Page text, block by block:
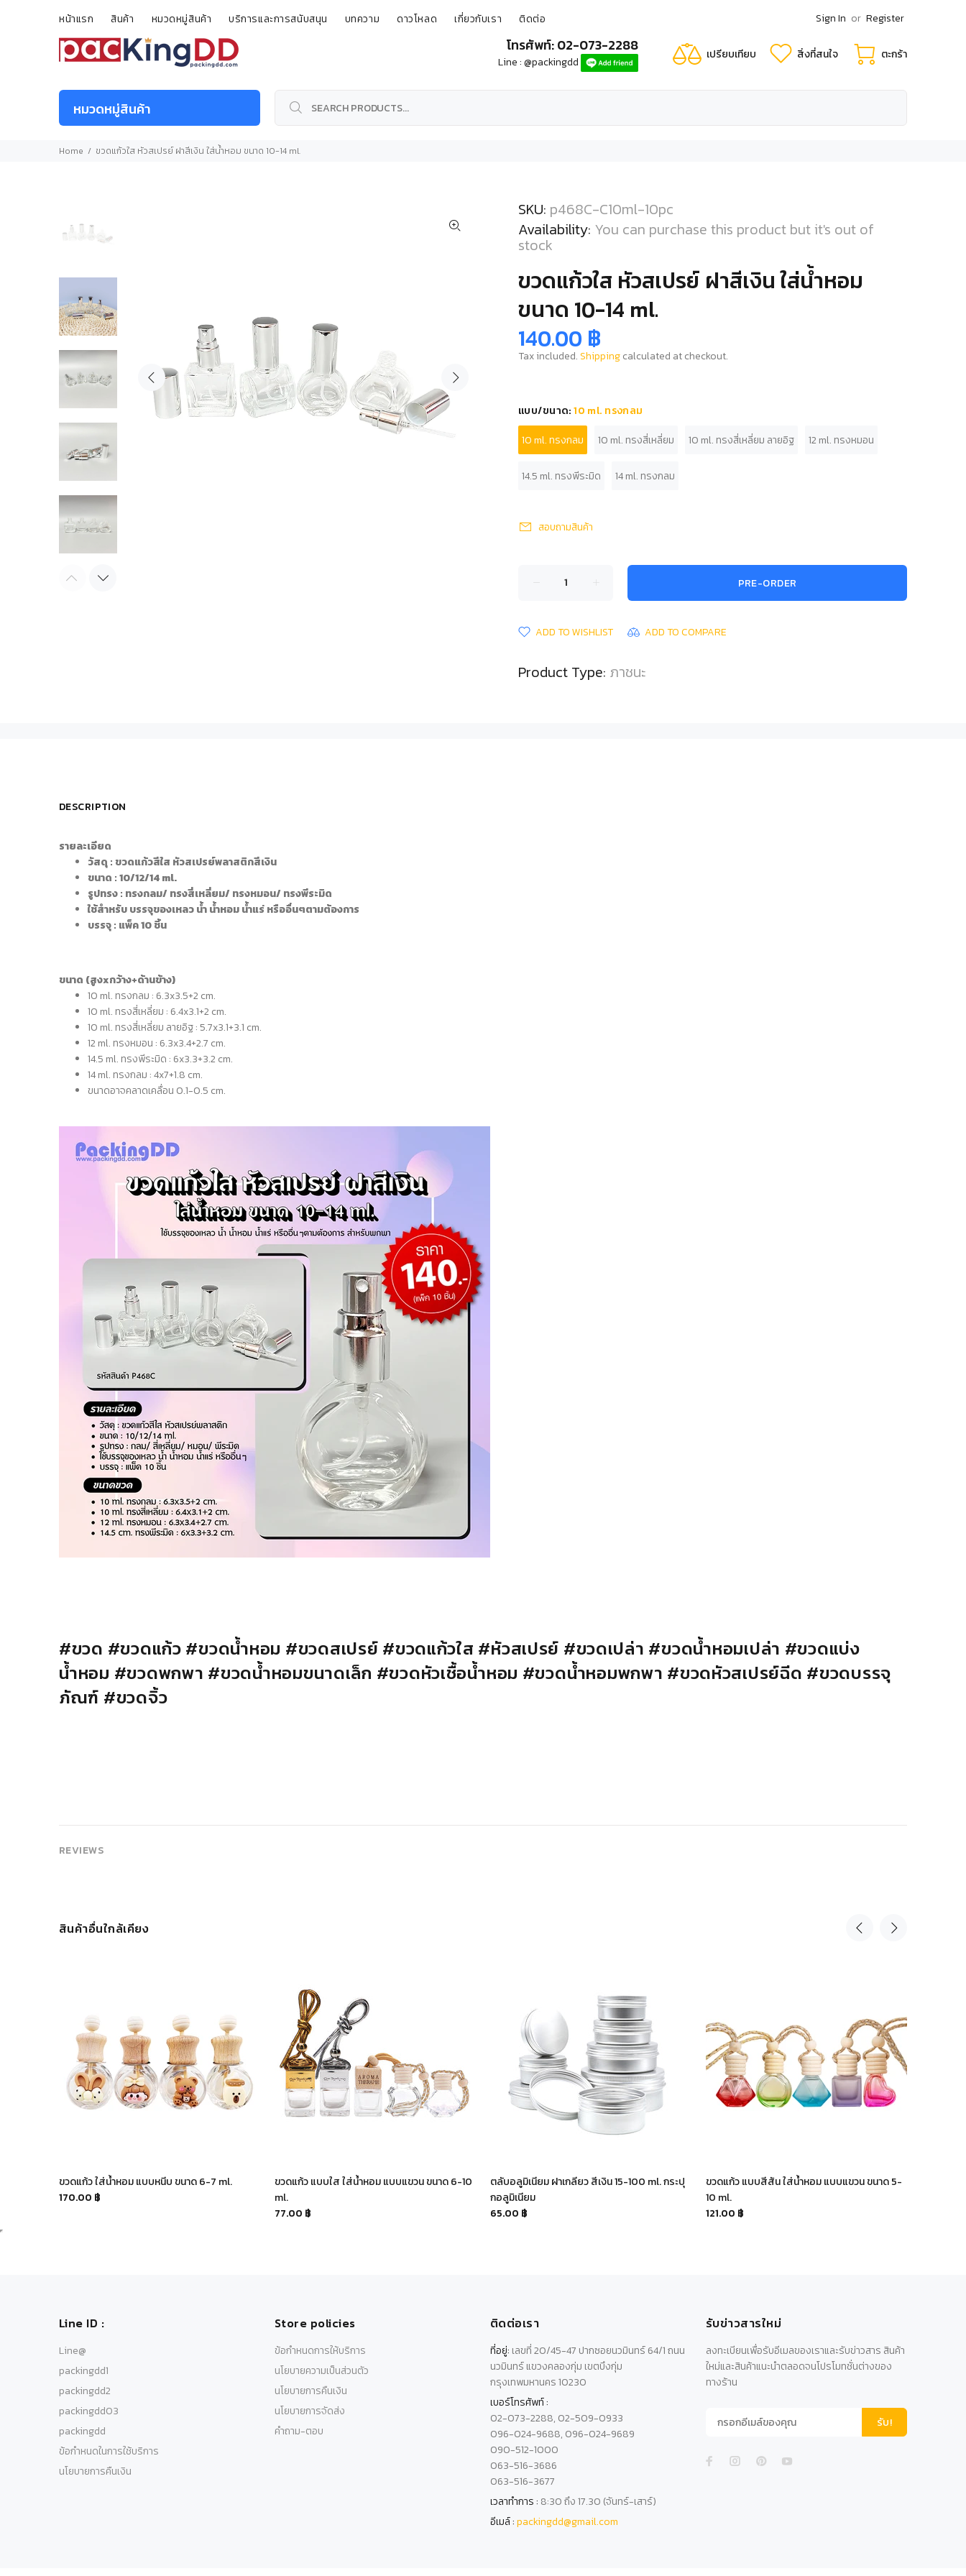
หน้าแรก สินค้า หมวดหมู่สินค้า บริการและการสนับสนุน บทความ ดาวโหลด เกี่ยวกับเรา ติดต่อ Sign In or Register
โทรศัพท์: 02-073-2288
Line : @packingdd
เปรียบเทียบ สิ่งที่สนใจ ตะกร้า
หมวดหมู่สินค้า
Home ขวดแก้วใส หัวสเปรย์ ฝาสีเงิน ใส่น้ำหอม ขนาด 10-14 ml.
SKU: p468C-C10ml-10pc
Availability: You can purchase this product but it's out of
stock
ขวดแก้วใส หัวสเปรย์ ฝาสีเงิน ใส่น้ำหอม
ขนาด 10-14 ml.
140.00 ฿
Tax included.Shippingcalculated at checkout.
แบบ/ขนาด:10 ml. ทรงกลม
10 ml. ทรงกลม
10 ml. ทรงสี่เหลี่ยม 10 ml. ทรงสี่เหลี่ยม ลายอิฐ 12 ml. ทรงหมอน
14.5 ml. ทรงพีระมิด 14 ml. ทรงกลม
สอบถามสินค้า
PRE-ORDER
ADD TO WISHLIST ADD TO COMPARE
Product Type: ภาชนะ
DESCRIPTION
รายละเอียด
วัสดุ : ขวดแก้วสีใส หัวสเปรย์พลาสติกสีเงิน
ขนาด : 10/12/14 ml.
รูปทรง : ทรงกลม/ ทรงสี่เหลี่ยม/ ทรงหมอน/ ทรงพีระมิด
ใช้สำหรับ บรรจุของเหลว น้ำ น้ำหอม น้ำแร่ หรืออื่นๆตามต้องการ
บรรจุ : แพ็ค 10 ชิ้น
ขนาด (สูงxกว้าง+ด้านข้าง)
10 ml. ทรงกลม : 6.3x3.5+2 cm.
10 ml. ทรงสี่เหลี่ยม : 6.4x3.1+2 cm.
10 ml. ทรงสี่เหลี่ยม ลายอิฐ : 5.7x3.1+3.1 cm.
12 ml. ทรงหมอน : 6.3x3.4+2.7 cm.
14.5 ml. ทรงพีระมิด : 6x3.3+3.2 cm.
14 ml. ทรงกลม : 4x7+1.8 cm.
ขนาดอาจคลาดเคลื่อน 0.1-0.5 cm.
#ขวด #ขวดแก้ว #ขวดน้ำหอม #ขวดสเปรย์ #ขวดแก้วใส #หัวสเปรย์ #ขวดเปล่า #ขวดน้ำหอมเปล่า #ขวดแบ่ง
น้ำหอม #ขวดพกพา #ขวดน้ำหอมขนาดเล็ก #ขวดหัวเชื้อน้ำหอม #ขวดน้ำหอมพกพา #ขวดหัวสเปรย์ฉีด #ขวดบรรจุ
ภัณฑ์ #ขวดจิ้ว
REVIEWS
สินค้าอื่นใกล้เคียง
ขวดแก้ว ใส่น้ำหอม แบบหนีบ ขนาด 6-7 ml.
170.00 ฿
ขวดแก้ว แบบใส ใส่น้ำหอม แบบแขวน ขนาด 6-10
ml.
77.00 ฿
ตลับอลูมิเนียม ฝาเกลียว สีเงิน 15-100 ml. กระปุ
กอลูมิเนียม
65.00 ฿
ขวดแก้ว แบบสีสัน ใส่น้ำหอม แบบแขวน ขนาด 5-
10 ml.
121.00 ฿
Line ID :
Line@
packingdd1
packingdd2
packingdd03
packingdd
ข้อกำหนดในการใช้บริการ
นโยบายการคืนเงิน
Store policies
ข้อกำหนดการให้บริการ
นโยบายความเป็นส่วนตัว
นโยบายการคืนเงิน
นโยบายการจัดส่ง
คำถาม-ตอบ
ติดต่อเรา
ที่อยู่: เลขที่ 20/45-47 ปากซอยนวมินทร์ 64/1 ถนน
นวมินทร์ แขวงคลองกุ่ม เขตบึงกุ่ม
กรุงเทพมหานคร 10230
เบอร์โทรศัพท์ :
02-073-2288, 02-509-0933
096-024-9688, 096-024-9689
090-512-1000
063-516-3686
063-516-3677
เวลาทำการ : 8:30 ถึง 17.30 (จันทร์-เสาร์)
อีเมล์ :packingdd@gmail.com
รับข่าวสารใหม่
ลงทะเบียนเพื่อรับอีเมลของเราและรับข่าวสาร สินค้า
ใหม่และสินค้าแนะนำตลอดจนโปรโมทชั่นต่างของ
ทางร้าน
รับ!